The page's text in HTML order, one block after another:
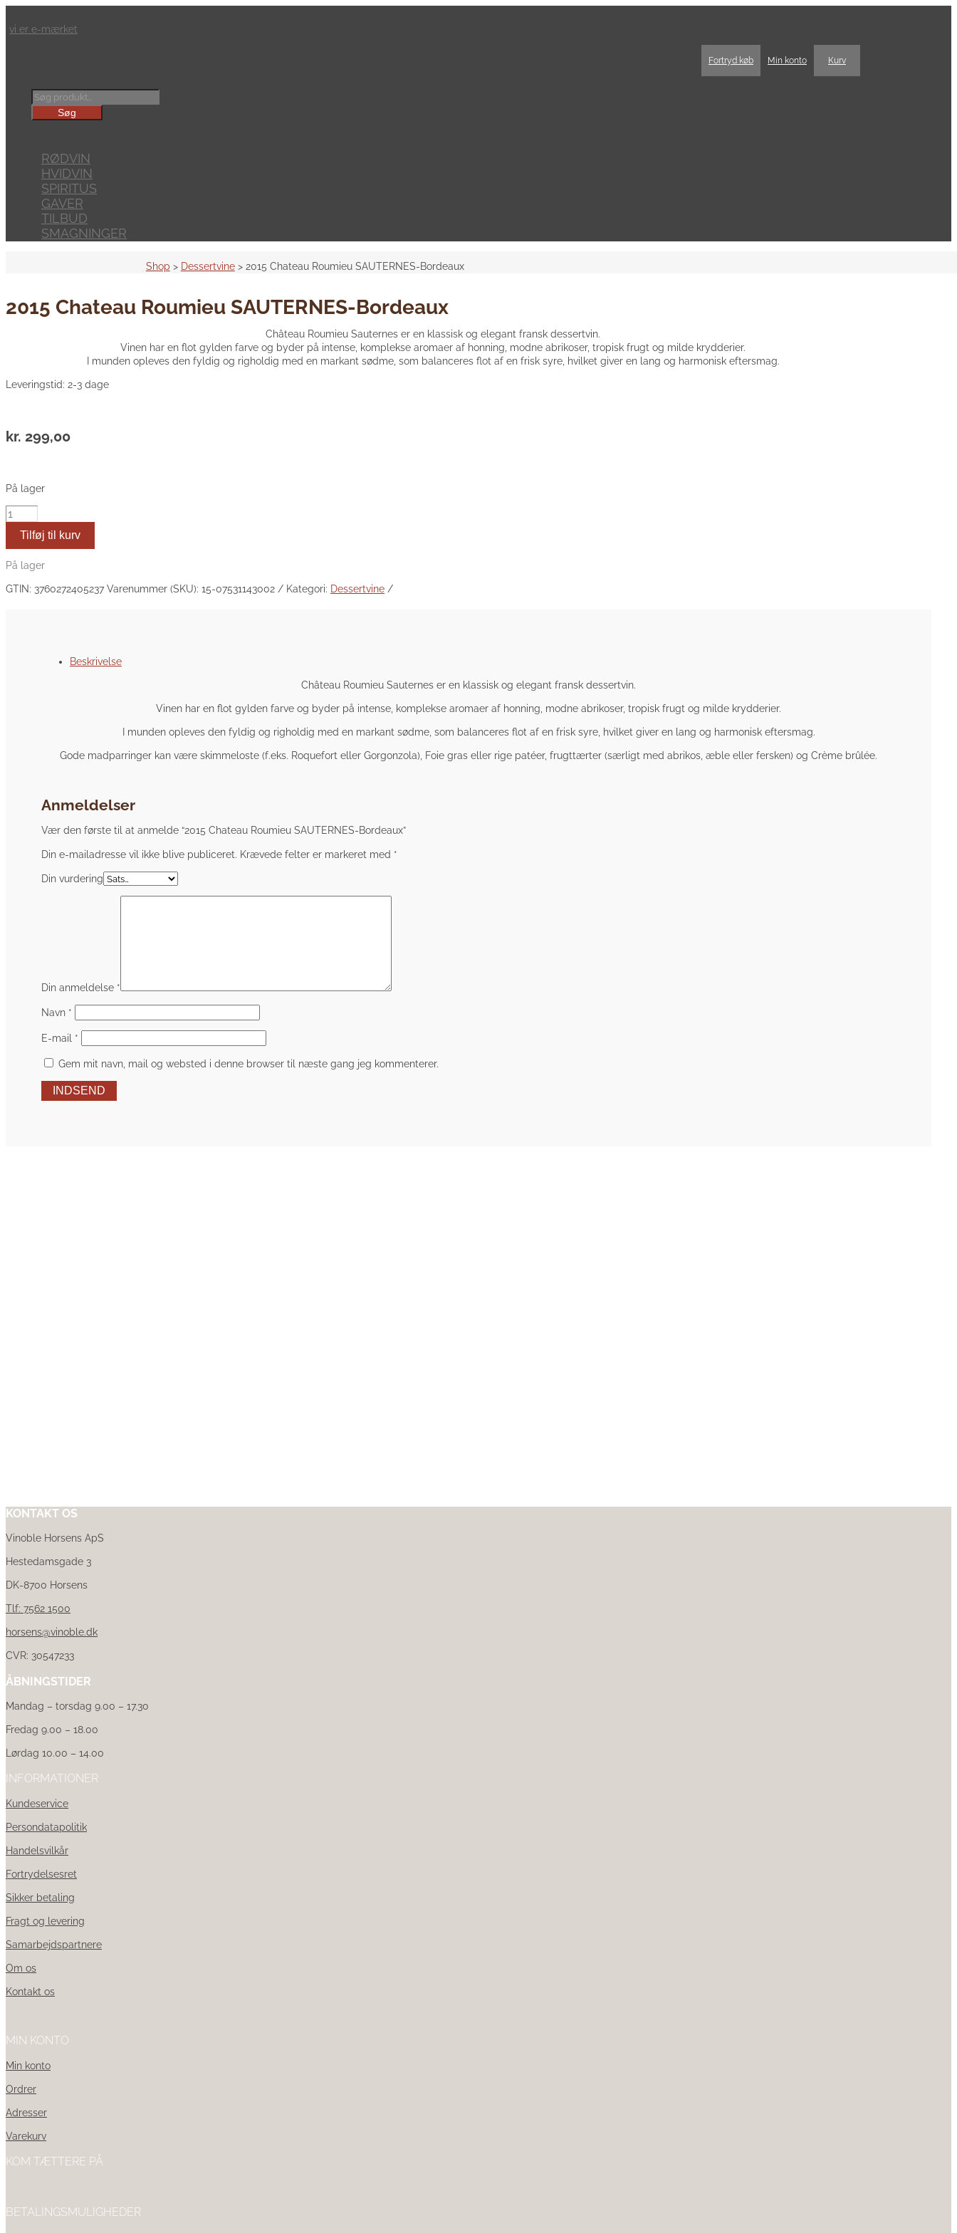
vi er e-mærket
Fortryd køb Min konto Kurv
Products
searchSøg
RØDVIN
HVIDVIN
SPIRITUS
GAVER
TILBUD
SMAGNINGER
Shop > Dessertvine> 2015 Chateau Roumieu SAUTERNES-Bordeaux
2015 Chateau Roumieu SAUTERNES-Bordeaux
Château Roumieu Sauternes er en klassisk og elegant fransk dessertvin.
Vinen har en flot gylden farve og byder på intense, komplekse aromaer af honning, modne abrikoser, tropisk frugt og milde krydderier.
I munden opleves den fyldig og righoldig med en markant sødme, som balanceres flot af en frisk syre, hvilket giver en lang og harmonisk eftersmag.
Leveringstid: 2-3 dage
kr. 299,00
På lager
2015
Chateau
Roumieu
SAUTERNES-
Bordeaux
Tilføj til kurv
På lager
GTIN: 3760272405237 Varenummer (SKU): 15-07531143002 Kategori: Dessertvine
Beskrivelse
Château Roumieu Sauternes er en klassisk og elegant fransk dessertvin.
Vinen har en flot gylden farve og byder på intense, komplekse aromaer af honning, modne abrikoser, tropisk frugt og milde krydderier.
I munden opleves den fyldig og righoldig med en markant sødme, som balanceres flot af en frisk syre, hvilket giver en lang og harmonisk eftersmag.
Gode madparringer kan være skimmeloste (f.eks. Roquefort eller Gorgonzola), Foie gras eller rige patéer, frugttærter (særligt med abrikos, æble eller fersken) og Crème brûlée.
Anmeldelser
Vær den første til at anmelde “2015 Chateau Roumieu SAUTERNES-Bordeaux”
Din e-mailadresse vil ikke blive publiceret. Krævede felter er markeret med *
Din vurdering
Din anmeldelse *
Navn *
E-mail *
Gem mit navn, mail og websted i denne browser til næste gang jeg kommenterer.
INDSEND
KONTAKT OS
Vinoble Horsens ApS
Hestedamsgade 3
DK-8700 Horsens
Tlf: 7562 1500
horsens@vinoble.dk
CVR: 30547233
ÅBNINGSTIDER
Mandag – torsdag 9.00 – 17.30
Fredag 9.00 – 18.00
Lørdag 10.00 – 14.00
INFORMATIONER
Kundeservice
Persondatapolitik
Handelsvilkår
Fortrydelsesret
Sikker betaling
Fragt og levering
Samarbejdspartnere
Om os
Kontakt os
MIN KONTO
Min konto
Ordrer
Adresser
Varekurv
KOM TÆTTERE PÅ
BETALINGSMULIGHEDER